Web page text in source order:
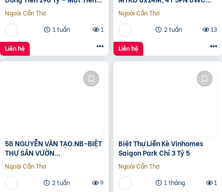
Đường 3/2, Trung Tâm Quận
10
Ngoài Cần Thơ
1 tuần
1
Liên hệ
FULL NỘI THẤT GỖ ĐỎ
Ngoài Cần Thơ
2 tuần
13
Liên hệ
58 NGUYỄN VĂN TẠO.NB-BIỆT
THỰ SÂN VƯỜN
260M2[11x24M]-12.8 TỶ
Ngoài Cần Thơ
2 tuần
9
Biệt Thự Liền Kè Vinhomes
Saigon Park Chỉ 3 Tỷ 5
Ngoài Cần Thơ
1 tháng
1